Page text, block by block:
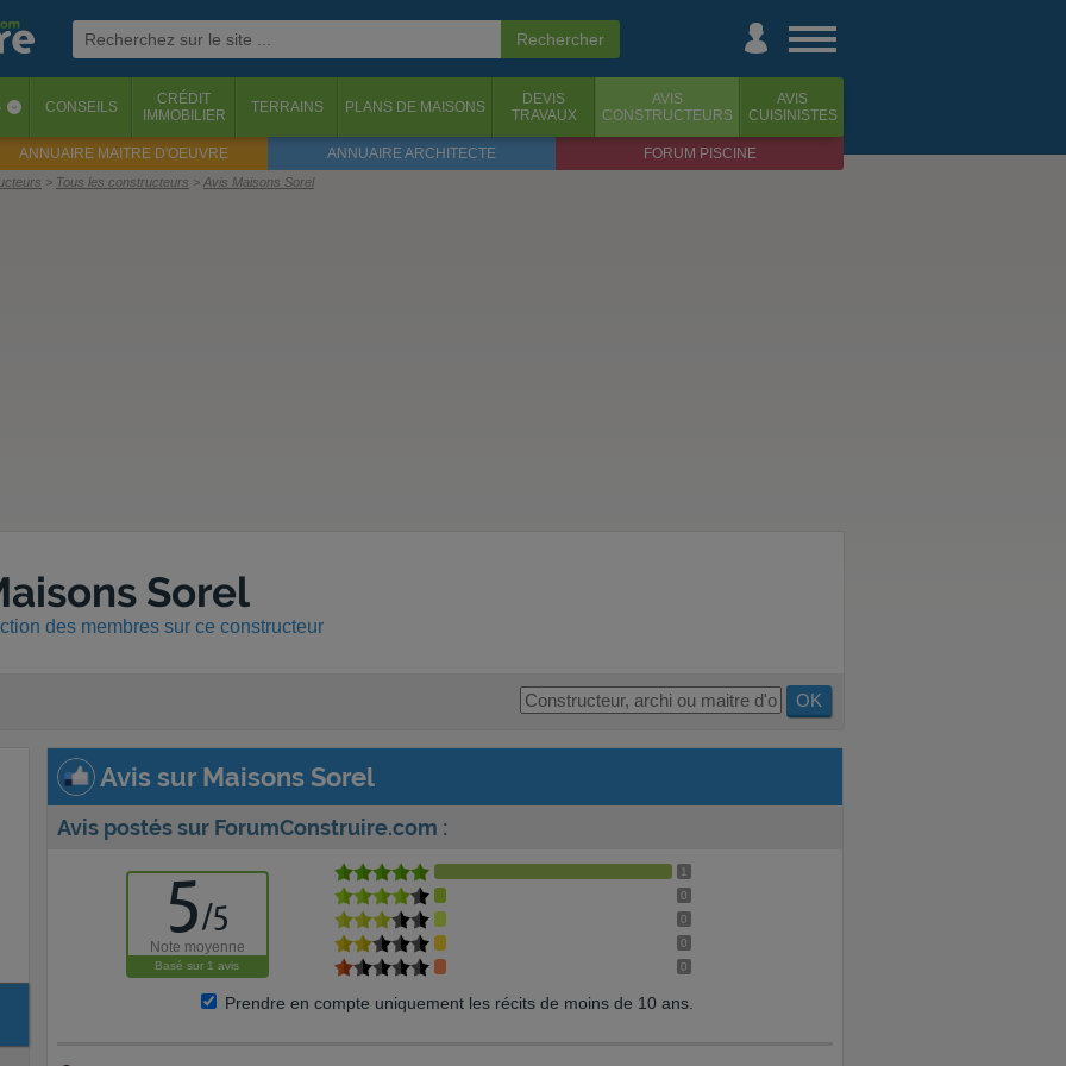
‹ CONSEILS
CRÉDIT
IMMOBILIER
TERRAINS PLANS DE MAISONS
DEVIS
TRAVAUX
AVIS
CONSTRUCTEURS
AVIS
CUISINISTES
ANNUAIRE MAITRE D'OEUVRE ANNUAIRE ARCHITECTE FORUM PISCINE
Tous les constructeurs Avis Maisons Sorel
Sorel
des membres sur ce constructeur
OK
Avis sur Maisons Sorel
Avis postés sur ForumConstruire.com :
5/5
Note moyenne
Basé sur 1 avis
1
0
0
0
0
Prendre en compte uniquement les récits de moins de 10 ans.